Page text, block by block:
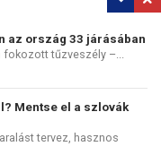
az ország 33 járásában
fokozott tűzveszély –...
Mentse el a szlovák
tervez, hasznos